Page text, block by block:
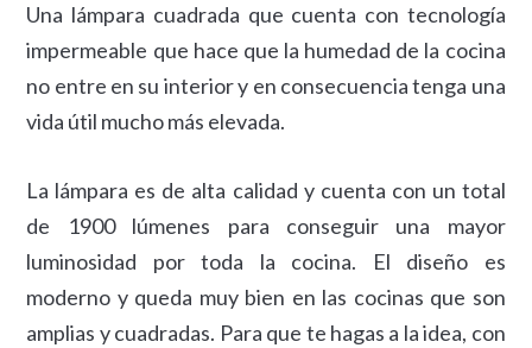
Una lámpara cuadrada que cuenta con tecnología
impermeable que hace que la humedad de la cocina
no entre en su interior y en consecuencia tenga una
vida útil mucho más elevada.
La lámpara es de alta calidad y cuenta con un total
de 1900 lúmenes para conseguir una mayor
luminosidad por toda la cocina. El diseño es
moderno y queda muy bien en las cocinas que son
amplias y cuadradas. Para que te hagas a la idea, con